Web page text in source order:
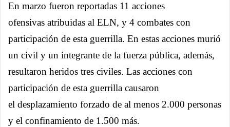
En marzo fueron reportadas 11 acciones
ofensivas atribuidas al ELN, y 4 combates con
participación de esta guerrilla. En estas acciones murió
un civil y un integrante de la fuerza pública, además,
resultaron heridos tres civiles. Las acciones con
participación de esta guerrilla causaron
el desplazamiento forzado de al menos 2.000 personas
y el confinamiento de 1.500 más.